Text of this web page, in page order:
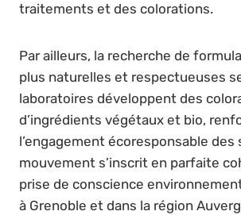
traitements et des colorations.
Par ailleurs, la recherche de
plus naturelles et respectueuses
laboratoires développent des
d’ingrédients végétaux et bio,
l’engagement écoresponsable des
mouvement s’inscrit en parfaite
prise de conscience
à Grenoble et dans la région